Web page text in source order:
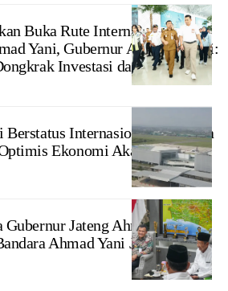
Buka Rute Internasional
Yani, Gubernur Ahmad Luthfi:
Investasi dan Pariwisata
Berstatus Internasional, Walikota
Ekonomi Akan Tumbuh
Jateng Ahmad Luthfi
Ahmad Yani Jadi Bandara